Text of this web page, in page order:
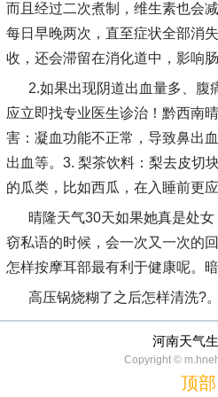
而且经过二次煮制，维生素也会
每日早晚两次，直至症状全部消
收，还会滞留在消化道中，影响肠
2.如果出现阴道出血量多、腹
应立即找专业医生诊治！黔西南
害：凝血功能不正常，导致鼻出
出血等。3. 梨茶饮料：梨去皮切
的瓜类，比如西瓜，在入睡前更
晴隆天气30天如果她真是处
窃私语的时候，会一次又一次的
怎样按摩耳部最有利于健康呢。
高压锅烧糊了之后怎样清洗?。
河南天气
Copyright ©
顶部